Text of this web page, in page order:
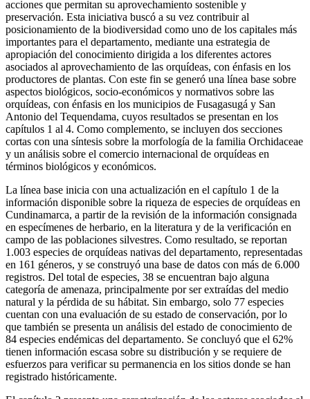
acciones que permitan su aprovechamiento sostenible y
preservación. Esta iniciativa buscó a su vez contribuir al
posicionamiento de la biodiversidad como uno de los capitales más
importantes para el departamento, mediante una estrategia de
apropiación del conocimiento dirigida a los diferentes actores
asociados al aprovechamiento de las orquídeas, con énfasis en los
productores de plantas. Con este fin se generó una línea base sobre
aspectos biológicos, socio-económicos y normativos sobre las
orquídeas, con énfasis en los municipios de Fusagasugá y San
Antonio del Tequendama, cuyos resultados se presentan en los
capítulos 1 al 4. Como complemento, se incluyen dos secciones
cortas con una síntesis sobre la morfología de la familia Orchidaceae
y un análisis sobre el comercio internacional de orquídeas en
términos biológicos y económicos.
La línea base inicia con una actualización en el capítulo 1 de la
información disponible sobre la riqueza de especies de orquídeas en
Cundinamarca, a partir de la revisión de la información consignada
en especímenes de herbario, en la literatura y de la verificación en
campo de las poblaciones silvestres. Como resultado, se reportan
1.003 especies de orquídeas nativas del departamento, representadas
en 161 géneros, y se construyó una base de datos con más de 6.000
registros. Del total de especies, 38 se encuentran bajo alguna
categoría de amenaza, principalmente por ser extraídas del medio
natural y la pérdida de su hábitat. Sin embargo, solo 77 especies
cuentan con una evaluación de su estado de conservación, por lo
que también se presenta un análisis del estado de conocimiento de
84 especies endémicas del departamento. Se concluyó que el 62%
tienen información escasa sobre su distribución y se requiere de
esfuerzos para verificar su permanencia en los sitios donde se han
registrado históricamente.